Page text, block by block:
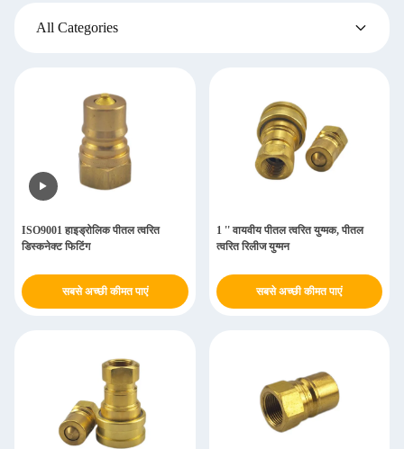
All Categories
ISO9001 हाइड्रोलिक पीतल त्वरित
डिस्कनेक्ट फिटिंग
सबसे अच्छी कीमत पाएं
1 '' वायवीय पीतल त्वरित युग्मक, पीतल
त्वरित रिलीज युग्मन
सबसे अच्छी कीमत पाएं